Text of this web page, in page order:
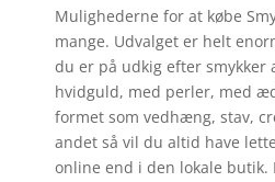
Mulighederne for at købe
mange. Udvalget er helt
du er på udkig efter smykker
hvidguld, med perler, med
formet som vedhæng, stav,
andet så vil du altid have
online end i den lokale butik.